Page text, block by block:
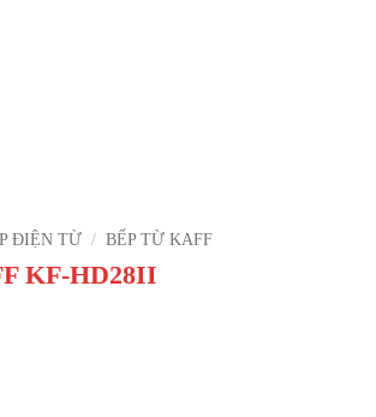
ĐIỆN TỪ / BẾP TỪ KAFF
KF-HD28II